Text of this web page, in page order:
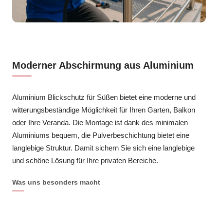
Moderner Abschirmung aus Aluminium
Aluminium Blickschutz für Süßen bietet eine moderne und
witterungsbeständige Möglichkeit für Ihren Garten, Balkon
oder Ihre Veranda. Die Montage ist dank des minimalen
Aluminiums bequem, die Pulverbeschichtung bietet eine
langlebige Struktur. Damit sichern Sie sich eine langlebige
und schöne Lösung für Ihre privaten Bereiche.
Was uns besonders macht